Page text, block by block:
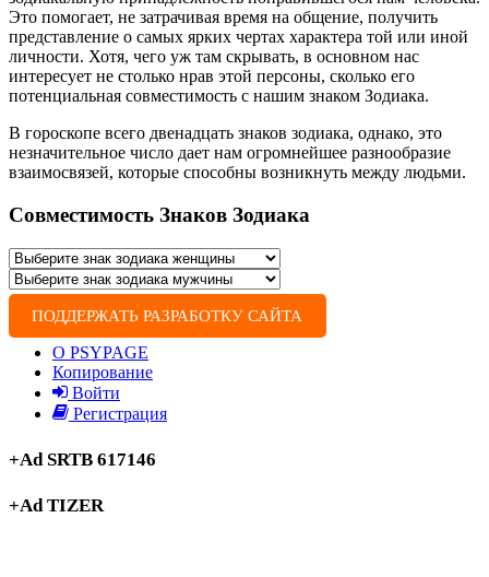
Это помогает, не затрачивая время на общение, получить
представление о самых ярких чертах характера той или иной
личности. Хотя, чего уж там скрывать, в основном нас
интересует не столько нрав этой персоны, сколько его
потенциальная совместимость с нашим знаком Зодиака.
В гороскопе всего двенадцать знаков зодиака, однако, это
незначительное число дает нам огромнейшее разнообразие
взаимосвязей, которые способны возникнуть между людьми.
Совместимость Знаков Зодиака
ПОДДЕРЖАТЬ РАЗРАБОТКУ САЙТА
О PSYPAGE
Копирование
Войти
Регистрация
+Ad SRTB 617146
+Ad TIZER